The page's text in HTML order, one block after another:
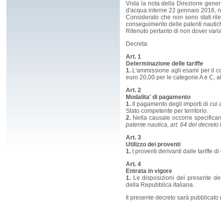
Vista la nota della Direzione
d'acqua interne 22 gennaio 2016,
Considerato che non sono stati
conseguimento delle patenti
Ritenuto pertanto di non dover
Decreta:
Art. 1
Determinazione delle tariffe
1. L'ammissione agli esami per il
euro 20,00 per le categorie A e C,
Art. 2
Modalita' di pagamento
1. Il pagamento degli importi di
Stato competente per territorio.
2. Nella causale occorre
patente nautica, art. 64 del
Art. 3
Utilizzo dei proventi
1. I proventi derivanti dalle tariffe
Art. 4
Entrata in vigore
1. Le disposizioni del presente
della Repubblica italiana.
Il presente decreto sarà